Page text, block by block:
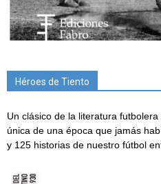
Héroes de Tiento
Un clásico de la literatura
única de una época que jamás
y 125 historias de nuestro fútbol